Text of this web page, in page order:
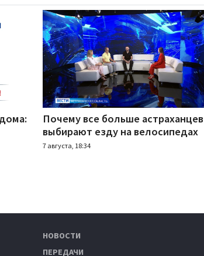
Почему все больше астраханцев
выбирают езду на велосипедах
7 августа, 18:34
НОВОСТИ
ПЕРЕДАЧИ